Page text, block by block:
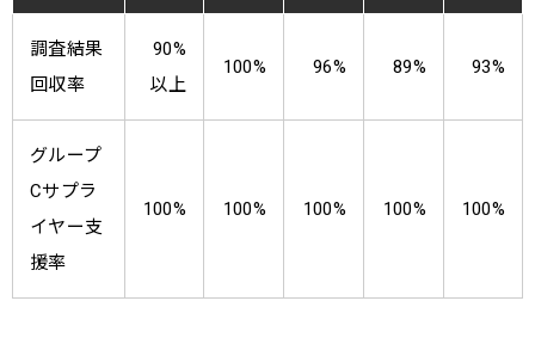
調査結果
回収率
90%
以上
100% 96% 89% 93%
グループ
Cサプラ
イヤー支
援率
100% 100% 100% 100% 100%